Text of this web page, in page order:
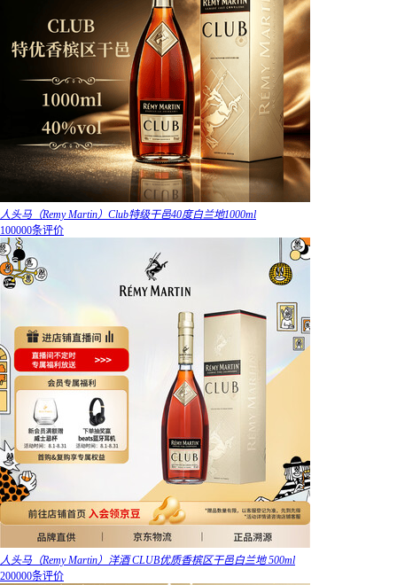
人头马（Remy Martin）Club特级干邑40度白兰地1000ml
100000条评价
人头马（Remy Martin）洋酒 CLUB优质香槟区干邑白兰地 500ml
200000条评价